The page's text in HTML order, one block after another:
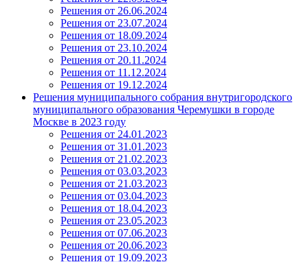
Решения от 26.06.2024
Решения от 23.07.2024
Решения от 18.09.2024
Решения от 23.10.2024
Решения от 20.11.2024
Решения от 11.12.2024
Решения от 19.12.2024
Решения муниципального собрания внутригородского
муниципального образования Черемушки в городе
Москве в 2023 году
Решения от 24.01.2023
Решения от 31.01.2023
Решения от 21.02.2023
Решения от 03.03.2023
Решения от 21.03.2023
Решения от 03.04.2023
Решения от 18.04.2023
Решения от 23.05.2023
Решения от 07.06.2023
Решения от 20.06.2023
Решения от 19.09.2023